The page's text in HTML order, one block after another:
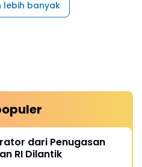
lebih banyak
dari Penugasan
RI Dilantik